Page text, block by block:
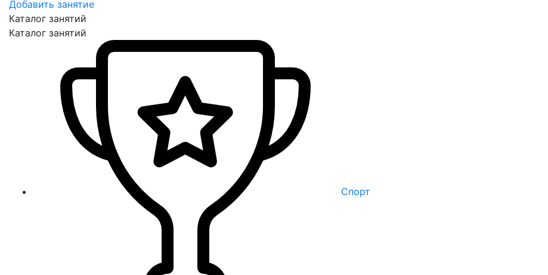
Добавить занятие
Каталог занятий
Каталог занятий
Спорт